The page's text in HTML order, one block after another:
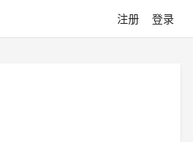
注册 登录